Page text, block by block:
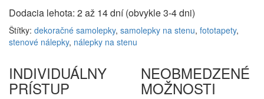
Dodacia lehota: 2 až 14 dní (obvykle 3-4 dni)
Štítky: dekoračné samolepky, samolepky na stenu, fototapety,
stenové nálepky, nálepky na stenu
INDIVIDUÁLNY
PRÍSTUP
NEOBMEDZENÉ
MOŽNOSTI